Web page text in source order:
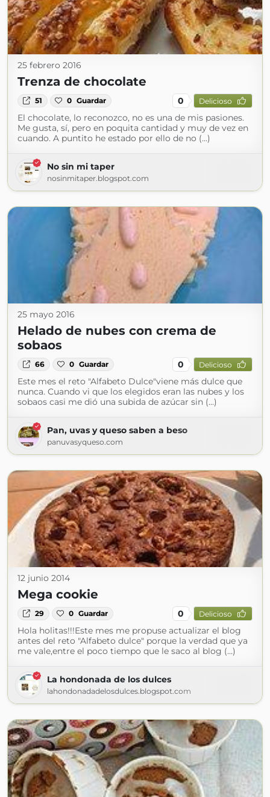
25 febrero 2016
Trenza de chocolate
51 0 Guardar 0 Delicioso
El chocolate, lo reconozco, no es una de mis pasiones.
Me gusta, sí, pero en poquita cantidad y muy de vez en
cuando. A puntito he estado por ello de no (...)
No sin mi taper
nosinmitaper.blogspot.com
25 mayo 2016
Helado de nubes con crema de
sobaos
66 0 Guardar 0 Delicioso
Este mes el reto "Alfabeto Dulce"viene más dulce que
nunca. Cuando vi que los elegidos eran las nubes y los
sobaos casi me dió una subida de azúcar sin (...)
Pan, uvas y queso saben a beso
panuvasyqueso.com
12 junio 2014
Mega cookie
29 0 Guardar 0 Delicioso
Hola holitas!!!Este mes me propuse actualizar el blog
antes del reto "Alfabeto dulce" porque la verdad que ya
me vale,entre el poco tiempo que le saco al blog (...)
La hondonada de los dulces
lahondonadadelosdulces.blogspot.com